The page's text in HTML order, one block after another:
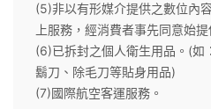
(5)非以有形媒介提供之數位內
上服務，經消費者事先同意始提
(6)已拆封之個人衛生用品。(如
鬍刀、除毛刀等貼身用品)
(7)國際航空客運服務。